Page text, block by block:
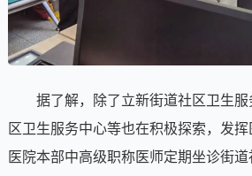
据了解，除了立新街道社区卫生
区卫生服务中心等也在积极探索，发
医院本部中高级职称医师定期坐诊街道